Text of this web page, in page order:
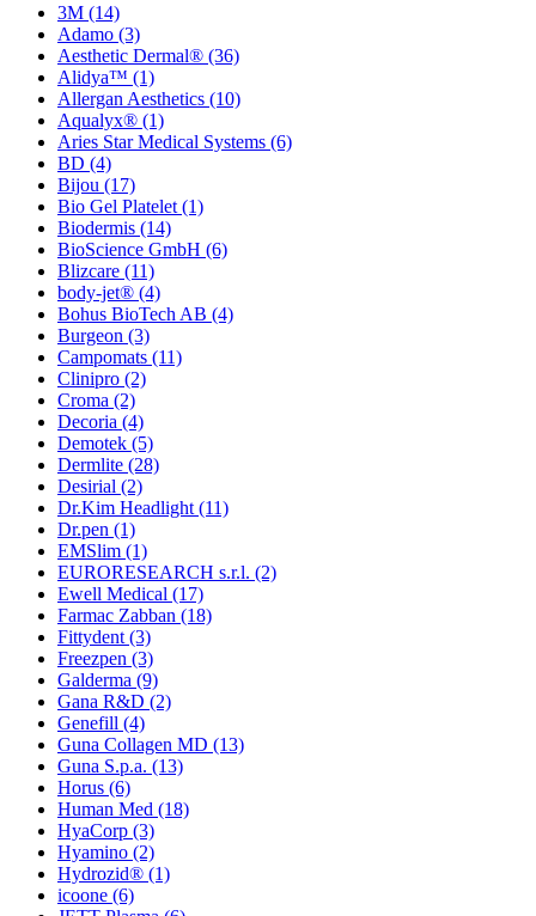
3M (14)
Adamo (3)
Aesthetic Dermal® (36)
Alidya™ (1)
Allergan Aesthetics (10)
Aqualyx® (1)
Aries Star Medical Systems (6)
BD (4)
Bijou (17)
Bio Gel Platelet (1)
Biodermis (14)
BioScience GmbH (6)
Blizcare (11)
body-jet® (4)
Bohus BioTech AB (4)
Burgeon (3)
Campomats (11)
Clinipro (2)
Croma (2)
Decoria (4)
Demotek (5)
Dermlite (28)
Desirial (2)
Dr.Kim Headlight (11)
Dr.pen (1)
EMSlim (1)
EURORESEARCH s.r.l. (2)
Ewell Medical (17)
Farmac Zabban (18)
Fittydent (3)
Freezpen (3)
Galderma (9)
Gana R&D (2)
Genefill (4)
Guna Collagen MD (13)
Guna S.p.a. (13)
Horus (6)
Human Med (18)
HyaCorp (3)
Hyamino (2)
Hydrozid® (1)
icoone (6)